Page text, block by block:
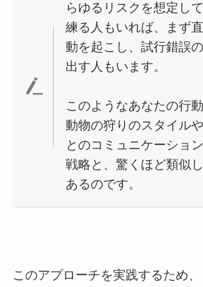
らゆるリスクを想定し
練る人もいれば、まず
動を起こし、試行錯誤
出す人もいます。
このようなあなたの行
動物の狩りのスタイル
とのコミュニケーショ
戦略と、驚くほど類似
あるのです。
このアプローチを実践するため